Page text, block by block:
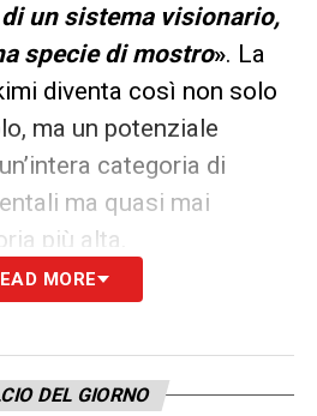
un sistema visionario,
specie di mostro». La
diventa così non solo
ma un potenziale
categoria di
ma quasi mai
più alta.
MORE
DEL GIORNO